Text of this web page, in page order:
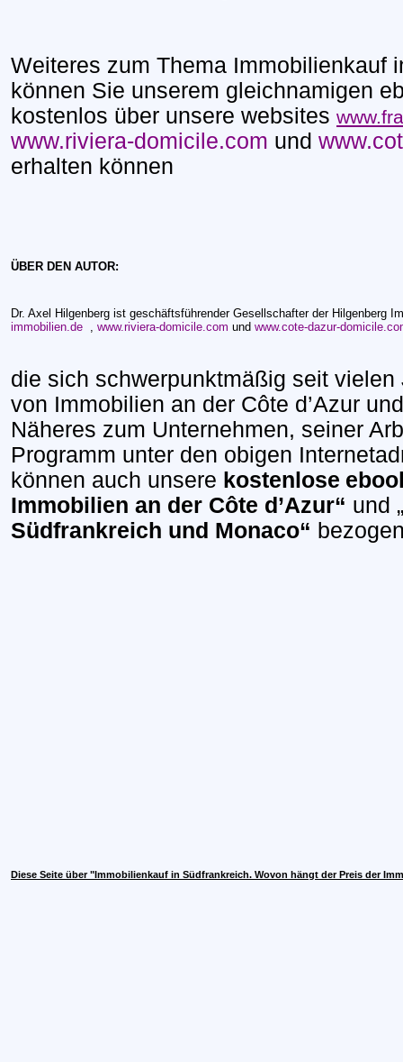
Weiteres zum Thema Immobilienkauf
können Sie unserem gleichnamigen
kostenlos über unsere websites
www.riviera-domicile.com und
erhalten können
ÜBER DEN AUTOR:
Dr. Axel Hilgenberg ist geschäftsführender Gesellschafter der Hilgenberg
immobilien.de
www.riviera-domicile.com und www.cote-dazur-
die sich schwerpunktmäßig seit
von Immobilien an der Côte d’Azur
Näheres zum Unternehmen, seiner
Programm unter den obigen
können auch unsere kostenlose
Immobilien an der Côte d’Azur“ und
Südfrankreich und Monaco“
Diese Seite über "Immobilienkauf in Südfrankreich. Wovon hängt der Preis der